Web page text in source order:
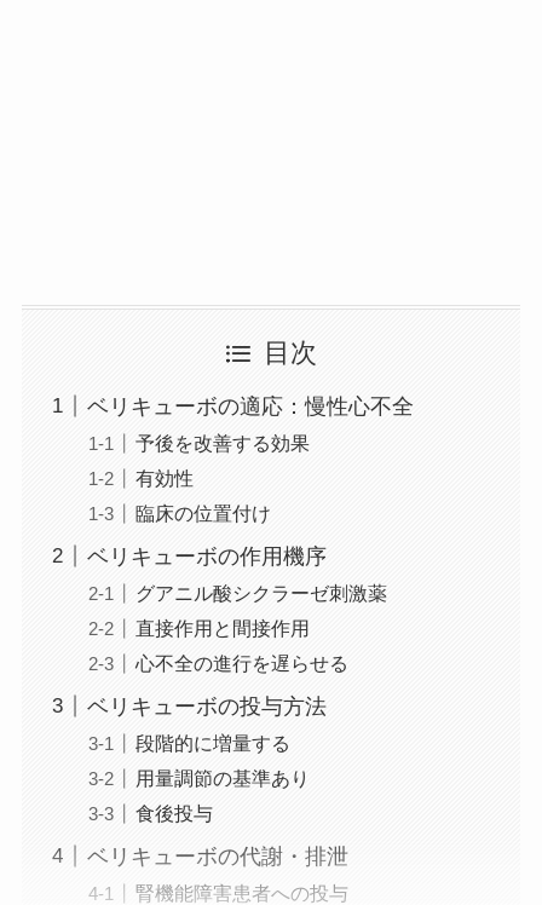
目次
ベリキューボの適応：慢性心不全
予後を改善する効果
有効性
臨床の位置付け
ベリキューボの作用機序
グアニル酸シクラーゼ刺激薬
直接作用と間接作用
心不全の進行を遅らせる
ベリキューボの投与方法
段階的に増量する
用量調節の基準あり
食後投与
ベリキューボの代謝・排泄
腎機能障害患者への投与